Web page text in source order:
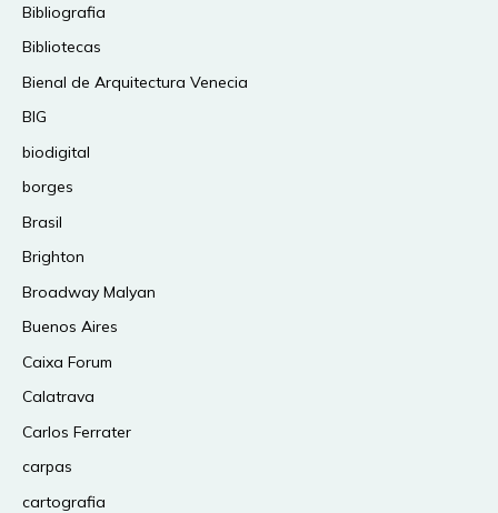
Bibliografia
Bibliotecas
Bienal de Arquitectura Venecia
BIG
biodigital
borges
Brasil
Brighton
Broadway Malyan
Buenos Aires
Caixa Forum
Calatrava
Carlos Ferrater
carpas
cartografia